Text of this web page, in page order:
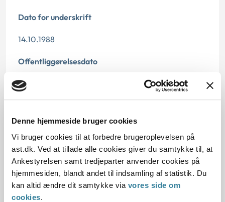
Denne hjemmeside bruger cookies
Vi bruger cookies til at forbedre brugeroplevelsen på
ast.dk. Ved at tillade alle cookies giver du samtykke til, at
Ankestyrelsen samt tredjeparter anvender cookies på
hjemmesiden, blandt andet til indsamling af statistik. Du
kan altid ændre dit samtykke via vores side om
cookies.
Dato for underskrift
14.10.1988
Offentliggørelsesdato
12.07.2013
Journalnummer
30382-87